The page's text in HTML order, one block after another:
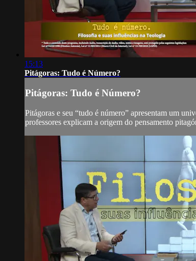
15:13
Pitágoras: Tudo é Número?
Pitágoras: Tudo é Número?
Pitágoras e seu “tudo é número” apresentam um
professores explicam a origem do pensamento